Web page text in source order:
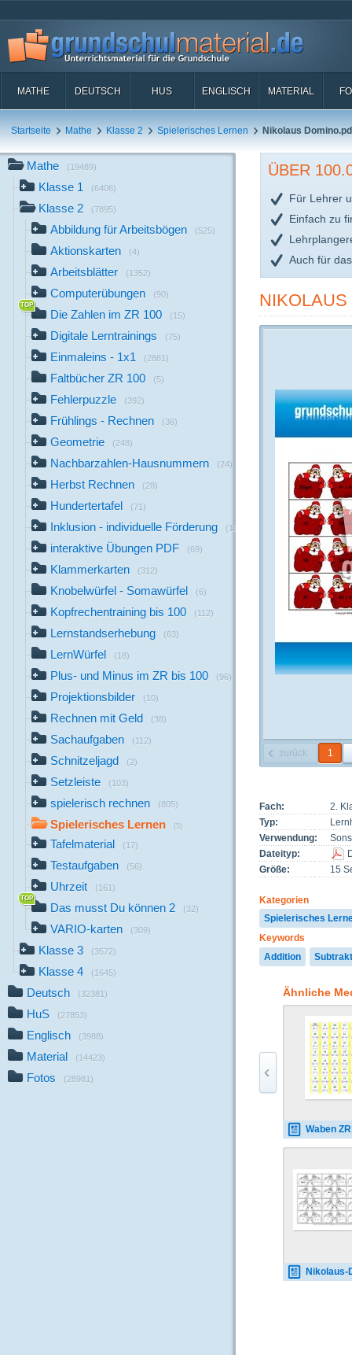
MATHE DEUTSCH HUS ENGLISCH MATERIAL
Startseite Mathe Klasse 2 Spielerisches Lernen Nikolaus
Mathe (19489)
Klasse 1 (6406)
Klasse 2 (7895)
Abbildung für Arbeitsbögen (525)
Aktionskarten (4)
Arbeitsblätter (1352)
Computerübungen (90)
Die Zahlen im ZR 100 (15)
Digitale Lerntrainings (75)
Einmaleins - 1x1 (2881)
Faltbücher ZR 100 (5)
Fehlerpuzzle (392)
Frühlings - Rechnen (36)
Geometrie (248)
Nachbarzahlen-Hausnummern (24)
Herbst Rechnen (28)
Hundertertafel (71)
Inklusion - individuelle Förderung (13)
interaktive Übungen PDF (69)
Klammerkarten (312)
Knobelwürfel - Somawürfel (6)
Kopfrechentraining bis 100 (112)
Lernstandserhebung (63)
LernWürfel (18)
Plus- und Minus im ZR bis 100 (96)
Projektionsbilder (10)
Rechnen mit Geld (38)
Sachaufgaben (112)
Schnitzeljagd (2)
Setzleiste (103)
spielerisch rechnen (805)
Spielerisches Lernen (5)
Tafelmaterial (17)
Testaufgaben (56)
Uhrzeit (161)
Das musst Du können 2 (32)
VARIO-karten (309)
Klasse 3 (3572)
Klasse 4 (1645)
Deutsch (32381)
HuS (27853)
Englisch (3988)
Material (14423)
Fotos (28981)
ÜBER
Für Lehrer
Einfach zu
Auch für
zurück 1
Fach:
2.
Typ:
Verwendung:
Dateityp:
Größe:
15
Kategorien
Spielerisches
Keywords
Addition
Ähnliche
Waben
Nikolaus-Domino-